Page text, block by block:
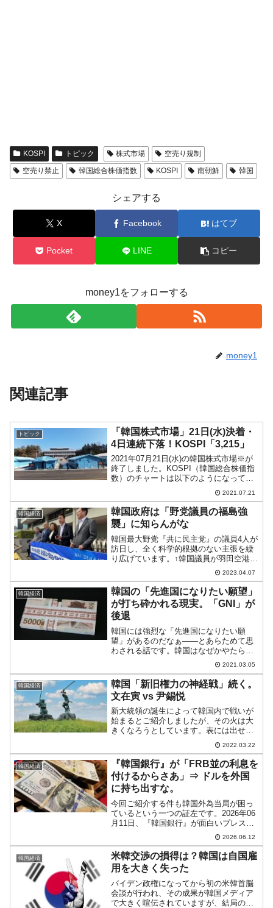
KOSPI トピック 株式市場
空売り規制
空売り禁止
韓国総合株価指数 KOSPI 南朝鮮 韓国
シェアする
X Facebook はてブ
Pocket LINE コピー
money1をフォローする
money1
関連記事
トピック
「韓国株式市場」21日(水)決着・
4日連続下落！KOSPI「3,215」
2021年07月21日(水)の韓国株式市場※が
終了しました。KOSPI（韓国総合株価指
数）のチャートは以下のようになってい
ます（チャートは『Investing.com』より
引用：以下同）。KOSPIは4日連続下落
で「3,215」で締まりまし...
2021.07.21
韓国経済
韓国政府は「野党議員の福島強
襲」に知らんがな
韓国最大野党『共に民主党』の議員4人が
訪日し、全く科学的根拠のない主張を繰
り広げています。↑韓国議員が羽田空港に
到着したことを報じるYouTube『TBS
NEWS DIG』チャンネル↑2023年04月06
日、日本『東京電力』本社前で記者に...
2023.04.07
韓国経済
韓国の「先進国になりたい願望」
が打ち砕かれる現実。「GNI」が
後退
韓国には強烈な「先進国になりたい願
望」があるのだなぁ――とあらためて思
わされる話です。韓国はなぜかやたらと
「1人当たりのGNI（Gross National
Incomeの略：国民総所得）」を気にする
国で、韓国メディアでは折に触れてコレ
が登...
2021.03.05
韓国経済
韓国「新旧権力の神経戦」続く。
文在寅 vs 尹錫悦
新大統領の誕生によって韓国内で戦いが
始まるとご紹介しましたが、その火は大
きくなろうとしています。表には出せな
い「昼食会が流れた理由」末期の末期に
なった文在寅大統領と尹錫悦（ユン・ソ
ギョル）新大統領側の神経戦が激しさを
増してきました。03月1...
2022.03.22
韓国経済
『韓国銀行』が「FRB並の利息を
付けるからさあ」⇒ ドルを外国
に持ち出すな。
今回ご紹介する件も韓国外為当局が困っ
ているという一つの証左です。2026年06
月11日、『韓国銀行』が面白いプレスリ
リースを出しました。以下です。件名：
外貨預金超過支払準備金に対する利息支
払いの延長▣ 金融通貨委員会は、金融機
関が韓国銀行に...
2026.06.12
韓国経済
米韓交渉の損得は？韓国は自国雇
用を大きく失った
バイデン政権になってから初の米韓首脳
会談が行われ、その成果が韓国メディア
で大きく喧伝されていますが、結局のと